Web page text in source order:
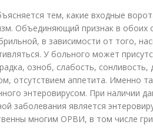
тем, какие входные
Объединяющий признак в обоих
в зависимости от того,
У больного может
озноб, слабость,
отсутствием аппетита. Именно
энтеровирусом. При наличии
заболевания является
многим ОРВИ, в том числе